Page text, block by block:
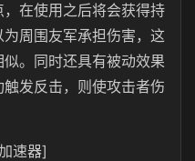
在使用之后将会获得持
周围友军承担伤害，这
。同时还具有被动效果
发反击，则使攻击者伤
速器]